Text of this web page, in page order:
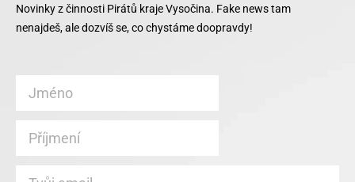
Novinky z činnosti Pirátů kraje Vysočina. Fake news tam
nenajdeš, ale dozvíš se, co chystáme doopravdy!